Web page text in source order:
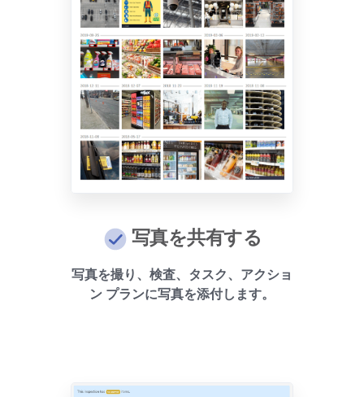
写真を共有する
写真を撮り、検査、タスク、アクショ
ン プランに写真を添付し​​ます。